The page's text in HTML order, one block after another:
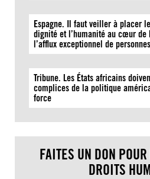
Espagne. Il faut veiller à placer
dignité et l’humanité au cœur de
l’afflux exceptionnel de
Tribune. Les États africains
complices de la politique
force
FAITES UN DON
DROITS